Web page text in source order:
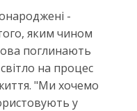
-
яким чином
поглинають
на процес
"Ми хочемо
у